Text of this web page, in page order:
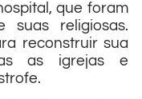
que foram
suas religiosas.
reconstruir sua
as igrejas e